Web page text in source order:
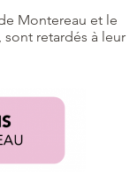
Montereau et le
sont retardés à leur